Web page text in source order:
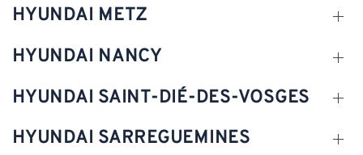
HYUNDAI METZ
HYUNDAI NANCY
HYUNDAI SAINT-DIÉ-DES-VOSGES
HYUNDAI SARREGUEMINES